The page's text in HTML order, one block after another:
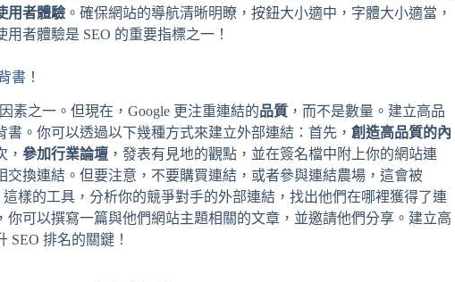
用者體驗 。確保網站的導航清晰明瞭，按鈕大小適中，字體大小適當，
者體驗是 SEO 的重要指標之一！
書！
素之一。但現在，Google 更注重連結的品質 ，而不是數量。建立高品
書。你可以透過以下幾種方式來建立外部連結：首先， 創造高品質的內
， 參加行業論壇 ，發表有見地的觀點，並在簽名檔中附上你的網站連
交換連結。但要注意，不要購買連結，或者參與連結農場，這會被
這樣的工具，分析你的競爭對手的外部連結，找出他們在哪裡獲得了連
可以撰寫一篇與他們網站主題相關的文章，並邀請他們分享。建立高
SEO 排名的關鍵！